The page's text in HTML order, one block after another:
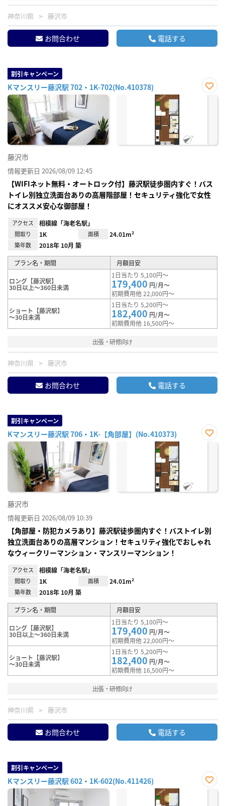
神奈川県 藤沢市
お問合わせ 電話する
割引キャンペーン
Kマンスリー藤沢駅 702・1K-702(No.410378)
お気
藤沢市
情報更新日 2026/08/09 12:45
【WIFIネット無料・オートロック付】藤沢駅徒歩圏内すぐ！バス
トイレ別独立洗面台ありの高層階部屋！セキュリティ強化で女性
にオススメ安心な御部屋！
アクセス 相模線「海老名駅」
間取り 1K 面積 24.01m²
築年数 2018年 10月 築
プラン名・期間 月額目安
ロング【藤沢駅】
30日以上～360日未満
1日当たり 5,100円～
179,400 円/月～
初期費用他 22,000円～
ショート【藤沢駅】
～30日未満
1日当たり 5,200円～
182,400 円/月～
初期費用他 16,500円～
出張・研修向け
神奈川県 藤沢市
お問合わせ 電話する
割引キャンペーン
Kマンスリー藤沢駅 706・1K-【角部屋】(No.410373)
お気
藤沢市
情報更新日 2026/08/09 10:39
【角部屋・防犯カメラあり】藤沢駅徒歩圏内すぐ！バストイレ別
独立洗面台ありの高層マンション！セキュリティ強化でおしゃれ
なウィークリーマンション・マンスリーマンション！
アクセス 相模線「海老名駅」
間取り 1K 面積 24.01m²
築年数 2018年 10月 築
プラン名・期間 月額目安
ロング【藤沢駅】
30日以上～360日未満
1日当たり 5,100円～
179,400 円/月～
初期費用他 22,000円～
ショート【藤沢駅】
～30日未満
1日当たり 5,200円～
182,400 円/月～
初期費用他 16,500円～
出張・研修向け
神奈川県 藤沢市
お問合わせ 電話する
割引キャンペーン
Kマンスリー藤沢駅 602・1K-602(No.411426)
お気